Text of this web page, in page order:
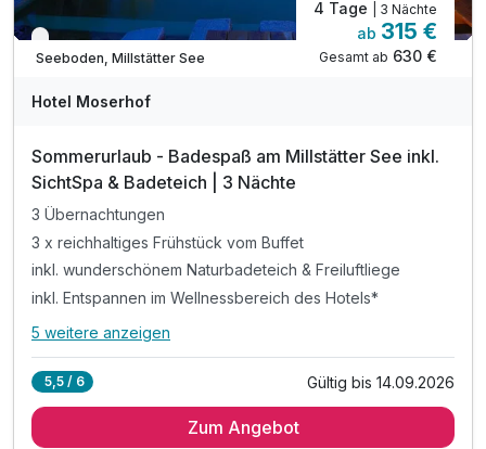
Nur noch bis September
Seeboden, Millstätter See
4 Tage | 3 Nächte
ab 315 €
Gesamt ab 630 €
Hotel Moserhof
Sommerurlaub - Badespaß am Millstätter See inkl.
SichtSpa & Badeteich | 3 Nächte
3 Übernachtungen
3 x reichhaltiges Frühstück vom Buffet
inkl. wunderschönem Naturbadeteich & Freiluftliege
inkl. Entspannen im Wellnessbereich des Hotels*
Alle Inklusivleistungen
3 x reichhaltiges Frühstück vom Buffet
5 weitere anzeigen
5,5 / 6 Gültig bis 14.09.2026
Zum Angebot